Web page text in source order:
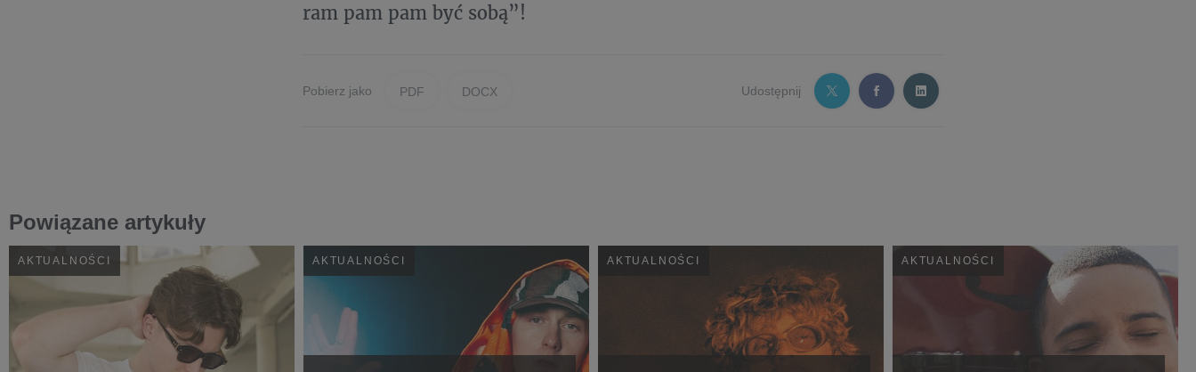
ram pam pam być sobą”!
Pobierz jako PDF DOCX Udostępnij
Powiązane artykuły
AKTUALNOŚCI AKTUALNOŚCI AKTUALNOŚCI AKTUALNOŚCI